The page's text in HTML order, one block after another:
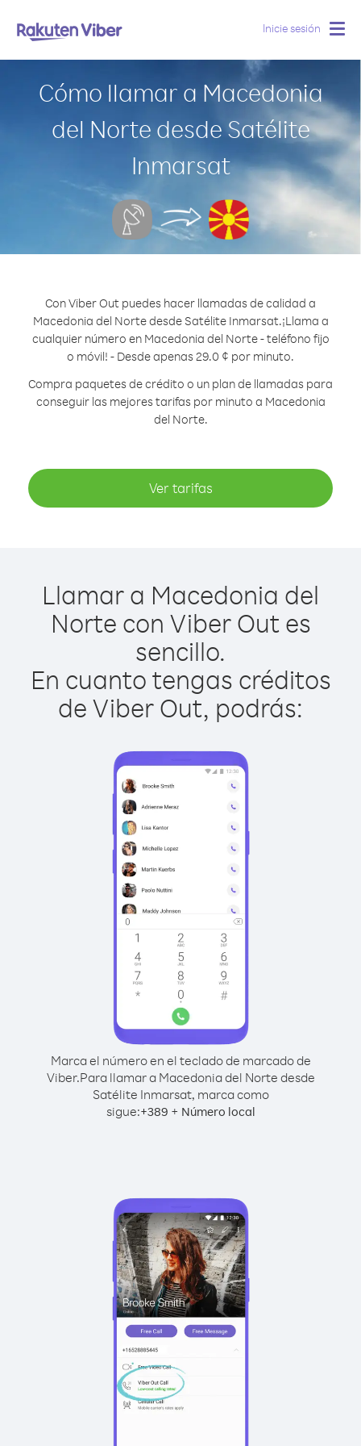
Inicie sesión
Cómo llamar a Macedonia
del Norte desde Satélite
Inmarsat
Con Viber Out puedes hacer llamadas de calidad a
Macedonia del Norte desde Satélite Inmarsat.¡Llama a
cualquier número en Macedonia del Norte - teléfono fijo
o móvil! - Desde apenas 29.0 ¢ por minuto.
Compra paquetes de crédito o un plan de llamadas para
conseguir las mejores tarifas por minuto a Macedonia
del Norte.
Ver tarifas
Llamar a Macedonia del
Norte con Viber Out es
sencillo.
En cuanto tengas créditos
de Viber Out, podrás:
Marca el número en el teclado de marcado de
Viber.Para llamar a Macedonia del Norte desde
Satélite Inmarsat, marca como
sigue:+389 + Número local